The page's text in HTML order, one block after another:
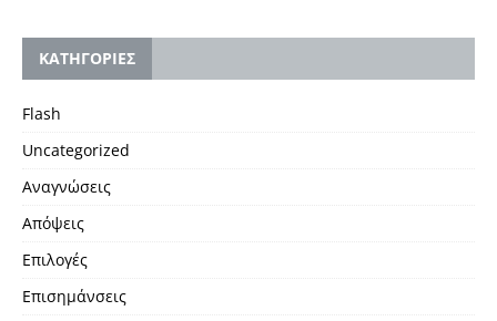
KΑΤΗΓΟΡΙΕΣ
Flash
Uncategorized
Αναγνώσεις
Απόψεις
Επιλογές
Επισημάνσεις